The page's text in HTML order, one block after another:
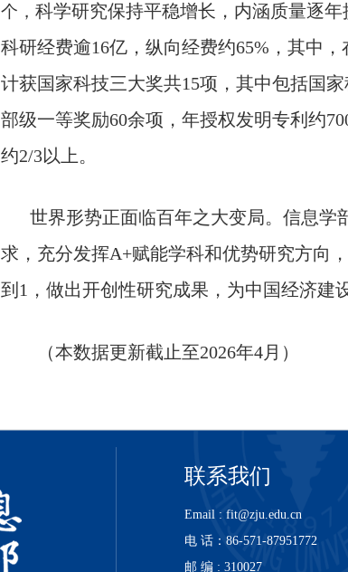
个， 科学研究保持平稳增长，内涵质量逐
科研经费逾16亿，纵向经费约65%， 其中，
计获国家科技三大奖共15项，其中包括国
部级一等奖励60余项，年授权发明专利约
约2/3以上。
世界形势正面临百年之大变局。信息学
求，充分发挥A+赋能学科和优势研究方向
到1，做出开创性研究成果，为中国经济建
（本数据更新截止至2026年4月）
联系我们
Email : fit@zju.edu.cn
电 话：86-571-87951772
邮 编 : 310027